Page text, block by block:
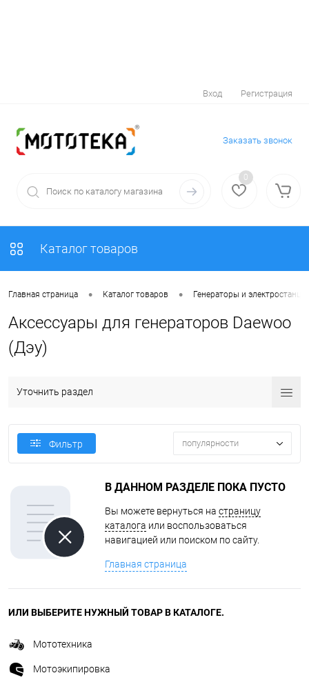
Вход Регистрация
Заказать звонок
0
Каталог товаров
Главная страница • Каталог товаров • Генераторы и
Аксессуары для генераторов Daewoo
(Дэу)
Уточнить раздел
Фильтр популярности
В ДАННОМ РАЗДЕЛЕ ПОКА ПУСТО
Вы можете вернуться на страницу
каталога или воспользоваться
навигацией или поиском по сайту.
Главная страница
ИЛИ ВЫБЕРИТЕ НУЖНЫЙ ТОВАР В КАТАЛОГЕ.
Мототехника
Мотоэкипировка